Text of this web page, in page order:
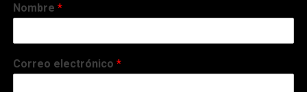
Nombre*
Correo electrónico*